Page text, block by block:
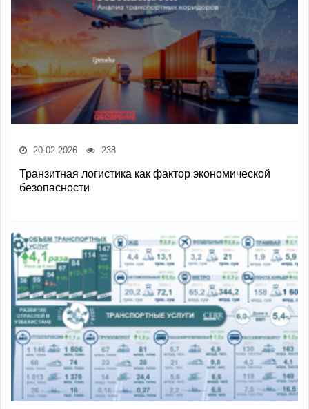
20.02.2026 238
Транзитная логистика как фактор экономической
безопасности